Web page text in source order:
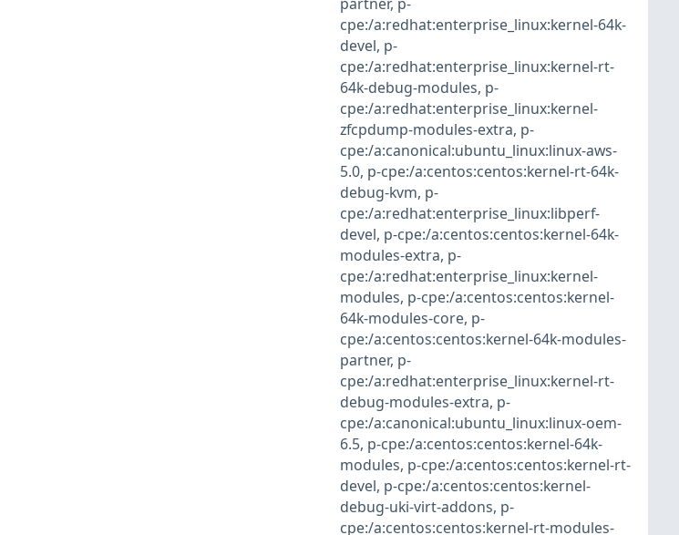
cpe:/a:redhat:enterprise_linux:kernel-64k-
devel, p-
cpe:/a:redhat:enterprise_linux:kernel-rt-
64k-debug-modules, p-
cpe:/a:redhat:enterprise_linux:kernel-
zfcpdump-modules-extra, p-
cpe:/a:canonical:ubuntu_linux:linux-aws-
5.0, p-cpe:/a:centos:centos:kernel-rt-64k-
debug-kvm, p-
cpe:/a:redhat:enterprise_linux:libperf-
devel, p-cpe:/a:centos:centos:kernel-64k-
modules-extra, p-
cpe:/a:redhat:enterprise_linux:kernel-
modules, p-cpe:/a:centos:centos:kernel-
64k-modules-core, p-
cpe:/a:centos:centos:kernel-64k-modules-
partner, p-
cpe:/a:redhat:enterprise_linux:kernel-rt-
debug-modules-extra, p-
cpe:/a:canonical:ubuntu_linux:linux-oem-
6.5, p-cpe:/a:centos:centos:kernel-64k-
modules, p-cpe:/a:centos:centos:kernel-rt-
devel, p-cpe:/a:centos:centos:kernel-
debug-uki-virt-addons, p-
cpe:/a:centos:centos:kernel-rt-modules-